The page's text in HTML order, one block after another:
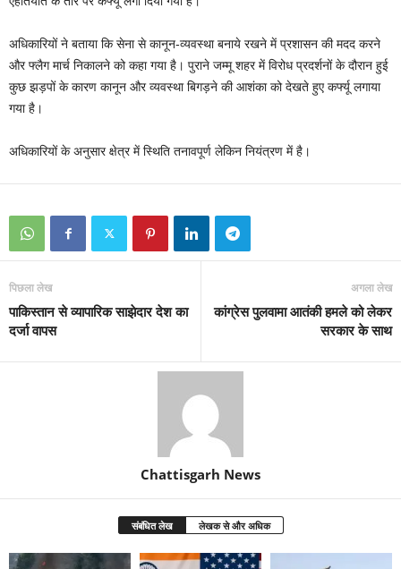
अधिकारियों ने बताया कि सेना से कानून-व्‍यवस्‍था बनाये रखने में प्रशासन की मदद करने
और फ्लैग मार्च निकालने को कहा गया है। पुराने जम्‍मू शहर में विरोध प्रदर्शनों के दौरान हुई
कुछ झड़पों के कारण कानून और व्‍यवस्‍था बिगड़ने की आशंका को देखते हुए कर्फ्यू लगाया
गया है।
अधिकारियों के अनुसार क्षेत्र में स्थिति तनावपूर्ण लेकिन नियंत्रण में है।
पिछला लेख
पाकिस्तान से व्यापारिक साझेदार देश का
दर्जा वापस
अगला लेख
कांग्रेस पुलवामा आतंकी हमले को लेकर
सरकार के साथ
Chattisgarh News
संबंधित लेख लेखक से और अधिक